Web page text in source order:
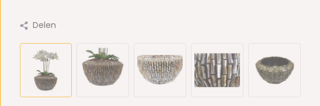
Delen